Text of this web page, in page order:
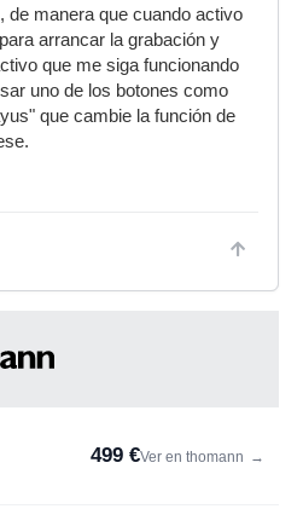
de manera que cuando activo
arrancar la grabación y
que me siga funcionando
uno de los botones como
que cambie la función de
499 €Ver en thomann →